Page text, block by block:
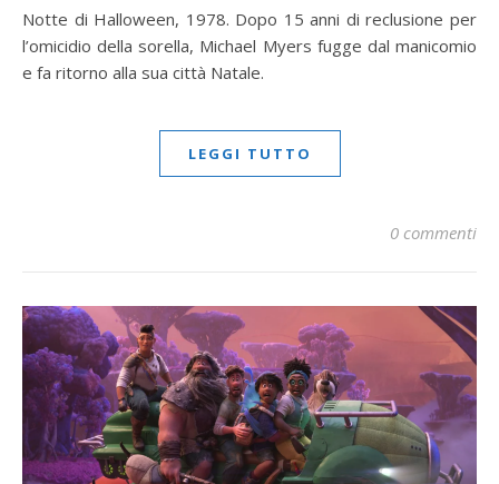
Notte di Halloween, 1978. Dopo 15 anni di reclusione per
l’omicidio della sorella, Michael Myers fugge dal manicomio
e fa ritorno alla sua città Natale.
LEGGI TUTTO
0 commenti